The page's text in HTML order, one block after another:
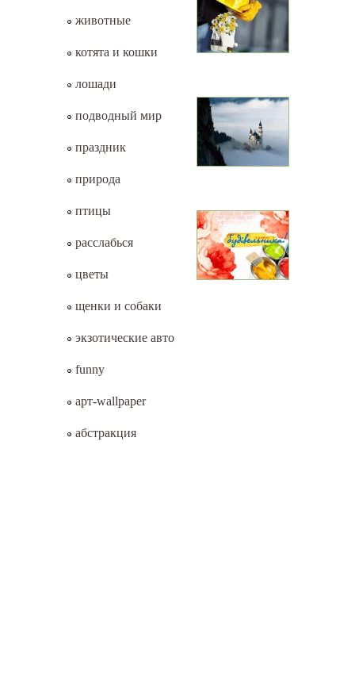
животные
котята и кошки
лошади
подводный мир
праздник
природа
птицы
расслабься
цветы
щенки и собаки
экзотические авто
funny
арт-wallpaper
абстракция